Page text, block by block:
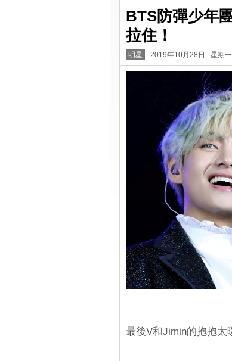
BTS防彈少年
拉住！
明星 2019年10月28日 星期
最後V和Jimin的抱抱太